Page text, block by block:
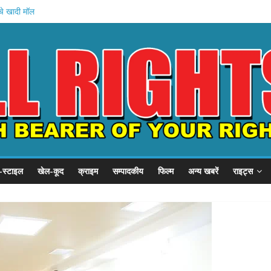
समस्याएं
खादी मॉल
दौरा
हजार करोड़
खेल-कूद क्राइम सम्पादकीय फिल्म अन्य खबरें राइट्स